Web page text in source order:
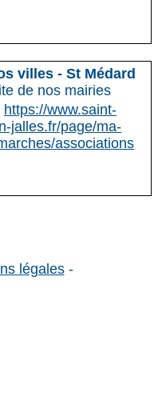
villes - St Médard
de nos mairies
https://www.saint-
jalles.fr/page/ma-
associations
légales-